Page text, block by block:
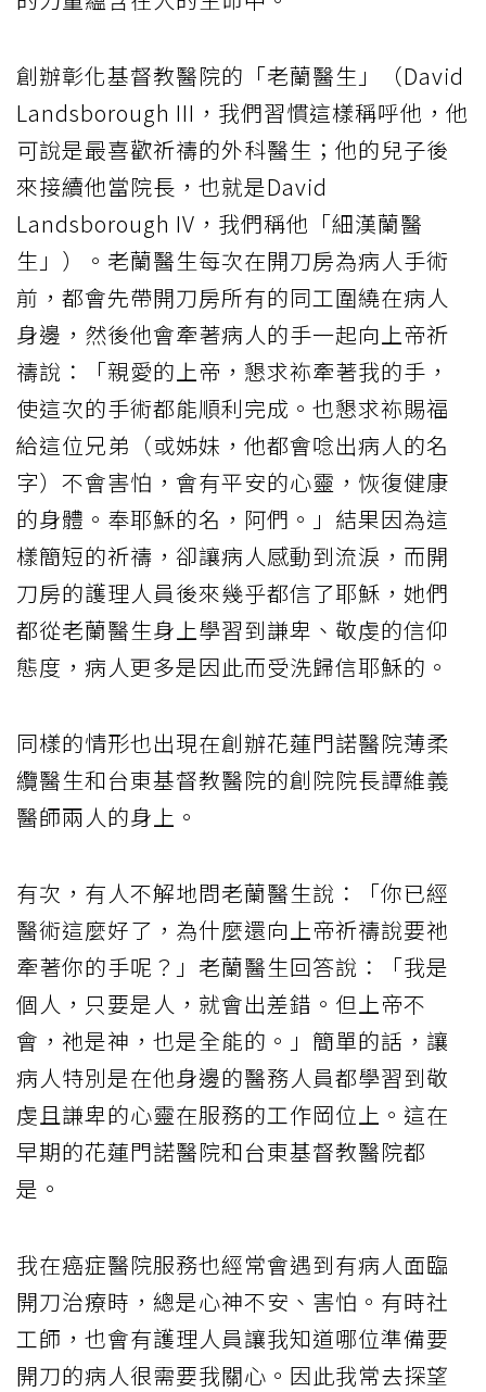
創辦彰化基督教醫院的「老蘭醫生」（David
Landsborough III，我們習慣這樣稱呼他，他
可說是最喜歡祈禱的外科醫生；他的兒子後
來接續他當院長，也就是David
Landsborough IV，我們稱他「細漢蘭醫
生」）。老蘭醫生每次在開刀房為病人手術
前，都會先帶開刀房所有的同工圍繞在病人
身邊，然後他會牽著病人的手一起向上帝祈
禱說：「親愛的上帝，懇求袮牽著我的手，
使這次的手術都能順利完成。也懇求袮賜福
給這位兄弟（或姊妹，他都會唸出病人的名
字）不會害怕，會有平安的心靈，恢復健康
的身體。奉耶穌的名，阿們。」結果因為這
樣簡短的祈禱，卻讓病人感動到流淚，而開
刀房的護理人員後來幾乎都信了耶穌，她們
都從老蘭醫生身上學習到謙卑、敬虔的信仰
態度，病人更多是因此而受洗歸信耶穌的。
同樣的情形也出現在創辦花蓮門諾醫院薄柔
纜醫生和台東基督教醫院的創院院長譚維義
醫師兩人的身上。
有次，有人不解地問老蘭醫生說：「你已經
醫術這麼好了，為什麼還向上帝祈禱說要祂
牽著你的手呢？」老蘭醫生回答說：「我是
個人，只要是人，就會出差錯。但上帝不
會，祂是神，也是全能的。」簡單的話，讓
病人特別是在他身邊的醫務人員都學習到敬
虔且謙卑的心靈在服務的工作岡位上。這在
早期的花蓮門諾醫院和台東基督教醫院都
是。
我在癌症醫院服務也經常會遇到有病人面臨
開刀治療時，總是心神不安、害怕。有時社
工師，也會有護理人員讓我知道哪位準備要
開刀的病人很需要我關心。因此我常去探望